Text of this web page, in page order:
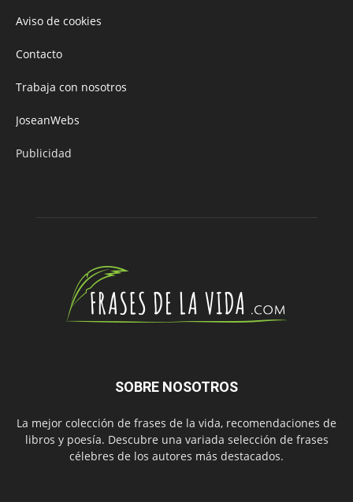
Aviso de cookies
Contacto
Trabaja con nosotros
JoseanWebs
Publicidad
SOBRE NOSOTROS
La mejor colección de frases de la vida, recomendaciones de
libros y poesía. Descubre una variada selección de frases
célebres de los autores más destacados.